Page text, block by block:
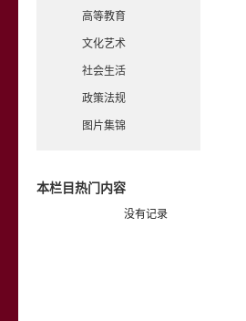
高等教育
文化艺术
社会生活
政策法规
图片集锦
本栏目热门内容
没有记录